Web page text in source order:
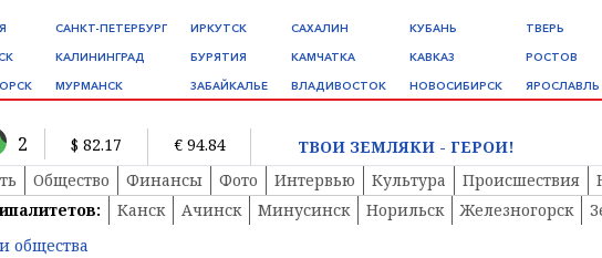
САНКТ-ПЕТЕРБУРГ
КАЛИНИНГРАД
МУРМАНСК
ИРКУТСК
БУРЯТИЯ
ЗАБАЙКАЛЬЕ
САХАЛИН
КАМЧАТКА
ВЛАДИВОСТОК
КУБАНЬ
КАВКАЗ
НОВОСИБИРСК
ТВЕРЬ
РОСТОВ
ЯРОСЛАВЛЬ
2 $ 82.17 € 94.84
ТВОИ ЗЕМЛЯКИ - ГЕРОИ!
Общество Финансы Фото Интервью Культура Происшествия
Канск Ачинск Минусинск Норильск Железногорск
общества